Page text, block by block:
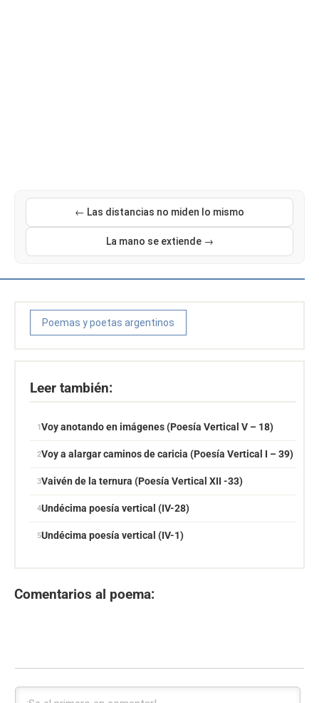
← Las distancias no miden lo mismo
La mano se extiende →
Poemas y poetas argentinos
Leer también:
Voy anotando en imágenes (Poesía Vertical V – 18)
Voy a alargar caminos de caricia (Poesía Vertical I – 39)
Vaivén de la ternura (Poesía Vertical XII -33)
Undécima poesía vertical (IV-28)
Undécima poesía vertical (IV-1)
Comentarios al poema: